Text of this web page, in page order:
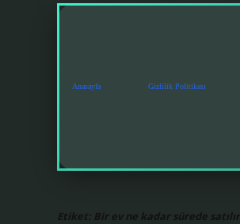
Anasayfa Gizlilik Politikası
Etiket: Bir ev ne kadar sürede satılır